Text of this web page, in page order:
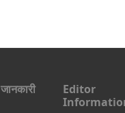
जानकारी
Editor